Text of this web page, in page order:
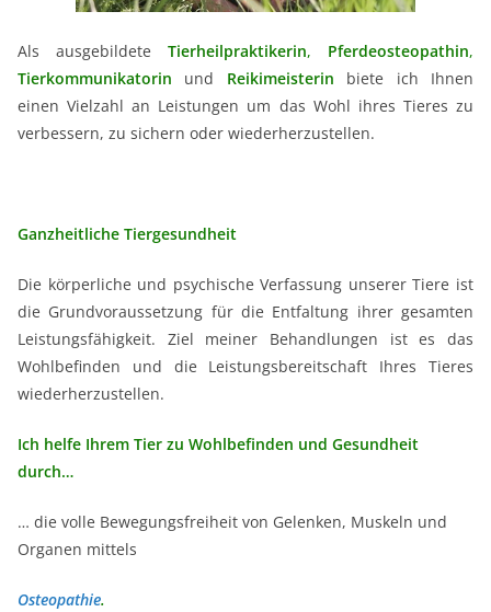
Als ausgebildete Tierheilpraktikerin, Pferdeosteopathin,
Tierkommunikatorin und Reikimeisterin biete ich Ihnen
einen Vielzahl an Leistungen um das Wohl ihres Tieres zu
verbessern, zu sichern oder wiederherzustellen.
Ganzheitliche Tiergesundheit
Die körperliche und psychische Verfassung unserer Tiere ist
die Grundvoraussetzung für die Entfaltung ihrer gesamten
Leistungsfähigkeit. Ziel meiner Behandlungen ist es das
Wohlbefinden und die Leistungsbereitschaft Ihres Tieres
wiederherzustellen.
Ich helfe Ihrem Tier zu Wohlbefinden und Gesundheit
durch…
… die volle Bewegungsfreiheit von Gelenken, Muskeln und
Organen mittels
Osteopathie.